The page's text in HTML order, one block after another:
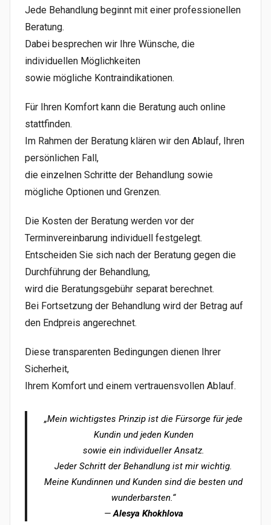
Jede Behandlung beginnt mit einer professionellen
Beratung.
Dabei besprechen wir Ihre Wünsche, die
individuellen Möglichkeiten
sowie mögliche Kontraindikationen.
Für Ihren Komfort kann die Beratung auch online
stattfinden.
Im Rahmen der Beratung klären wir den Ablauf, Ihren
persönlichen Fall,
die einzelnen Schritte der Behandlung sowie
mögliche Optionen und Grenzen.
Die Kosten der Beratung werden vor der
Terminvereinbarung individuell festgelegt.
Entscheiden Sie sich nach der Beratung gegen die
Durchführung der Behandlung,
wird die Beratungsgebühr separat berechnet.
Bei Fortsetzung der Behandlung wird der Betrag auf
den Endpreis angerechnet.
Diese transparenten Bedingungen dienen Ihrer
Sicherheit,
Ihrem Komfort und einem vertrauensvollen Ablauf.
„Mein wichtigstes Prinzip ist die Fürsorge für jede
Kundin und jeden Kunden
sowie ein individueller Ansatz.
Jeder Schritt der Behandlung ist mir wichtig.
Meine Kundinnen und Kunden sind die besten und
wunderbarsten.“
—Alesya Khokhlova